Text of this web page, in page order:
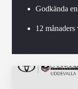
Godkända
12 månaders